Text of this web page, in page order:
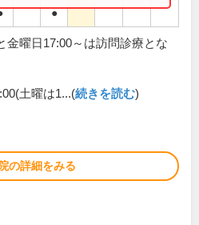
●
金曜日17:00～は訪問診療とな
土曜は1...(続きを読む)
の詳細をみる